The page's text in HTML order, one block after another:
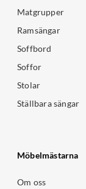
Matgrupper
Ramsängar
Soffbord
Soffor
Stolar
Ställbara sängar
Möbelmästarna
Om oss